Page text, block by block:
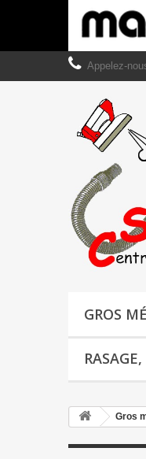
Appelez-
GROS
Gros